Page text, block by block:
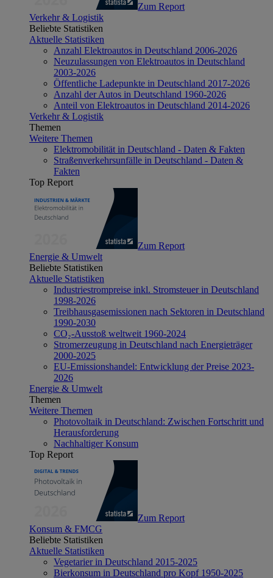
Zum Report
Verkehr & Logistik
Beliebte Statistiken
Aktuelle Statistiken
Anzahl Elektroautos in Deutschland 2006-2026
Neuzulassungen von Elektroautos in Deutschland
2003-2026
Öffentliche Ladepunkte in Deutschland 2017-2026
Anzahl der Autos in Deutschland 1960-2026
Anteil von Elektroautos in Deutschland 2014-2026
Verkehr & Logistik
Themen
Weitere Themen
Elektromobilität in Deutschland - Daten & Fakten
Straßenverkehrsunfälle in Deutschland - Daten &
Fakten
Top Report
Zum Report
Energie & Umwelt
Beliebte Statistiken
Aktuelle Statistiken
Industriestrompreise inkl. Stromsteuer in Deutschland
1998-2026
Treibhausgasemissionen nach Sektoren in Deutschland
1990-2030
CO₂-Ausstoß weltweit 1960-2024
Stromerzeugung in Deutschland nach Energieträger
2000-2025
EU-Emissionshandel: Entwicklung der Preise 2023-
2026
Energie & Umwelt
Themen
Weitere Themen
Photovoltaik in Deutschland: Zwischen Fortschritt und
Herausforderung
Nachhaltiger Konsum
Top Report
Zum Report
Konsum & FMCG
Beliebte Statistiken
Aktuelle Statistiken
Vegetarier in Deutschland 2015-2025
Bierkonsum in Deutschland pro Kopf 1950-2025